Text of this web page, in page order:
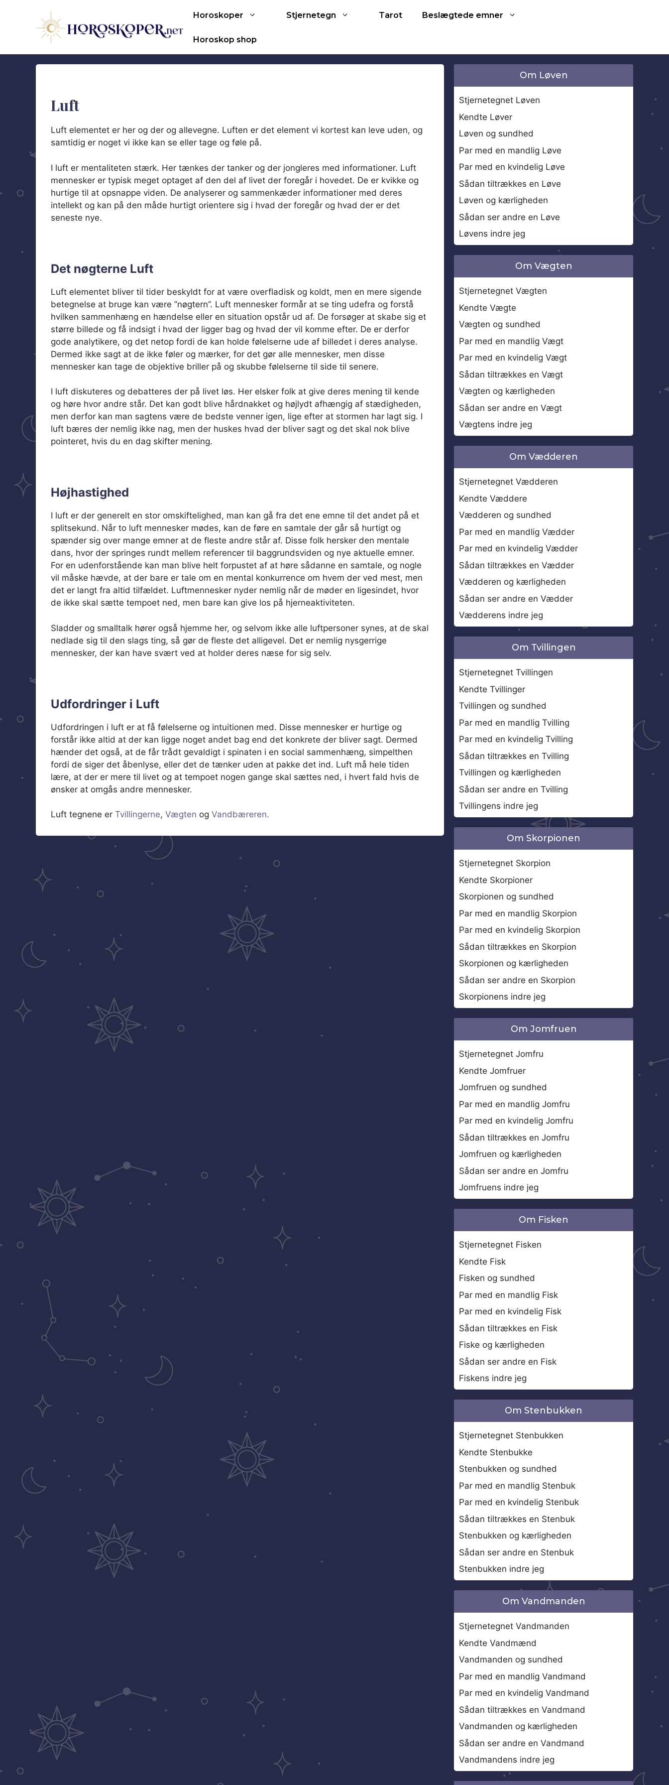
Horoskoper Stjernetegn Tarot Beslægtede emner
Horoskop shop
Luft
Luft elementet er her og der og allevegne. Luften er det element vi kortest kan leve uden, og
samtidig er noget vi ikke kan se eller tage og føle på.
I luft er mentaliteten stærk. Her tænkes der tanker og der jongleres med informationer. Luft
mennesker er typisk meget optaget af den del af livet der foregår i hovedet. De er kvikke og
hurtige til at opsnappe viden. De analyserer og sammenkæder informationer med deres
intellekt og kan på den måde hurtigt orientere sig i hvad der foregår og hvad der er det
seneste nye.
Det nøgterne Luft
Luft elementet bliver til tider beskyldt for at være overfladisk og koldt, men en mere sigende
betegnelse at bruge kan være ”nøgtern”. Luft mennesker formår at se ting udefra og forstå
hvilken sammenhæng en hændelse eller en situation opstår ud af. De forsøger at skabe sig et
større billede og få indsigt i hvad der ligger bag og hvad der vil komme efter. De er derfor
gode analytikere, og det netop fordi de kan holde følelserne ude af billedet i deres analyse.
Dermed ikke sagt at de ikke føler og mærker, for det gør alle mennesker, men disse
mennesker kan tage de objektive briller på og skubbe følelserne til side til senere.
I luft diskuteres og debatteres der på livet løs. Her elsker folk at give deres mening til kende
og høre hvor andre står. Det kan godt blive hårdnakket og højlydt afhængig af stædigheden,
men derfor kan man sagtens være de bedste venner igen, lige efter at stormen har lagt sig. I
luft bæres der nemlig ikke nag, men der huskes hvad der bliver sagt og det skal nok blive
pointeret, hvis du en dag skifter mening.
Højhastighed
I luft er der generelt en stor omskiftelighed, man kan gå fra det ene emne til det andet på et
splitsekund. Når to luft mennesker mødes, kan de føre en samtale der går så hurtigt og
spænder sig over mange emner at de fleste andre står af. Disse folk hersker den mentale
dans, hvor der springes rundt mellem referencer til baggrundsviden og nye aktuelle emner.
For en udenforstående kan man blive helt forpustet af at høre sådanne en samtale, og nogle
vil måske hævde, at der bare er tale om en mental konkurrence om hvem der ved mest, men
det er langt fra altid tilfældet. Luftmennesker nyder nemlig når de møder en ligesindet, hvor
de ikke skal sætte tempoet ned, men bare kan give los på hjerneaktiviteten.
Sladder og smalltalk hører også hjemme her, og selvom ikke alle luftpersoner synes, at de skal
nedlade sig til den slags ting, så gør de fleste det alligevel. Det er nemlig nysgerrige
mennesker, der kan have svært ved at holder deres næse for sig selv.
Udfordringer i Luft
Udfordringen i luft er at få følelserne og intuitionen med. Disse mennesker er hurtige og
forstår ikke altid at der kan ligge noget andet bag end det konkrete der bliver sagt. Dermed
hænder det også, at de får trådt gevaldigt i spinaten i en social sammenhæng, simpelthen
fordi de siger det åbenlyse, eller det de tænker uden at pakke det ind. Luft må hele tiden
lære, at der er mere til livet og at tempoet nogen gange skal sættes ned, i hvert fald hvis de
ønsker at omgås andre mennesker.
Luft tegnene er Tvillingerne, Vægten og Vandbæreren.
Om Løven
Stjernetegnet Løven
Kendte Løver
Løven og sundhed
Par med en mandlig Løve
Par med en kvindelig Løve
Sådan tiltrækkes en Løve
Løven og kærligheden
Sådan ser andre en Løve
Løvens indre jeg
Om Vægten
Stjernetegnet Vægten
Kendte Vægte
Vægten og sundhed
Par med en mandlig Vægt
Par med en kvindelig Vægt
Sådan tiltrækkes en Vægt
Vægten og kærligheden
Sådan ser andre en Vægt
Vægtens indre jeg
Om Vædderen
Stjernetegnet Vædderen
Kendte Væddere
Vædderen og sundhed
Par med en mandlig Vædder
Par med en kvindelig Vædder
Sådan tiltrækkes en Vædder
Vædderen og kærligheden
Sådan ser andre en Vædder
Vædderens indre jeg
Om Tvillingen
Stjernetegnet Tvillingen
Kendte Tvillinger
Tvillingen og sundhed
Par med en mandlig Tvilling
Par med en kvindelig Tvilling
Sådan tiltrækkes en Tvilling
Tvillingen og kærligheden
Sådan ser andre en Tvilling
Tvillingens indre jeg
Om Skorpionen
Stjernetegnet Skorpion
Kendte Skorpioner
Skorpionen og sundhed
Par med en mandlig Skorpion
Par med en kvindelig Skorpion
Sådan tiltrækkes en Skorpion
Skorpionen og kærligheden
Sådan ser andre en Skorpion
Skorpionens indre jeg
Om Jomfruen
Stjernetegnet Jomfru
Kendte Jomfruer
Jomfruen og sundhed
Par med en mandlig Jomfru
Par med en kvindelig Jomfru
Sådan tiltrækkes en Jomfru
Jomfruen og kærligheden
Sådan ser andre en Jomfru
Jomfruens indre jeg
Om Fisken
Stjernetegnet Fisken
Kendte Fisk
Fisken og sundhed
Par med en mandlig Fisk
Par med en kvindelig Fisk
Sådan tiltrækkes en Fisk
Fiske og kærligheden
Sådan ser andre en Fisk
Fiskens indre jeg
Om Stenbukken
Stjernetegnet Stenbukken
Kendte Stenbukke
Stenbukken og sundhed
Par med en mandlig Stenbuk
Par med en kvindelig Stenbuk
Sådan tiltrækkes en Stenbuk
Stenbukken og kærligheden
Sådan ser andre en Stenbuk
Stenbukken indre jeg
Om Vandmanden
Stjernetegnet Vandmanden
Kendte Vandmænd
Vandmanden og sundhed
Par med en mandlig Vandmand
Par med en kvindelig Vandmand
Sådan tiltrækkes en Vandmand
Vandmanden og kærligheden
Sådan ser andre en Vandmand
Vandmandens indre jeg